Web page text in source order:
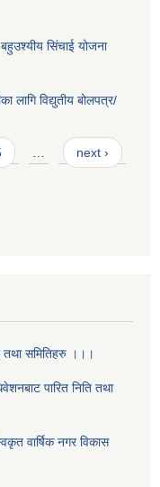
सिंचाई योजना
लागि विद्युतीय बोलपत्र/
… next ›
तथा समितिहरु ।।।
पारित निति तथा
वार्षिक नगर विकास